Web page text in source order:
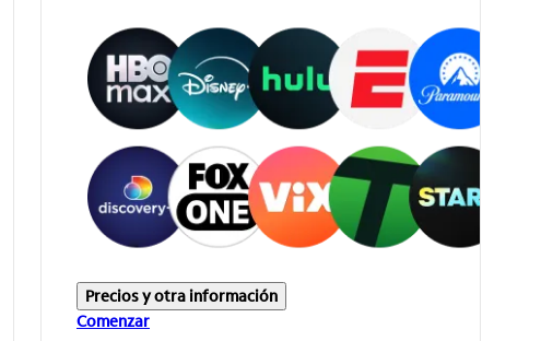
Precios y otra información
Comenzar